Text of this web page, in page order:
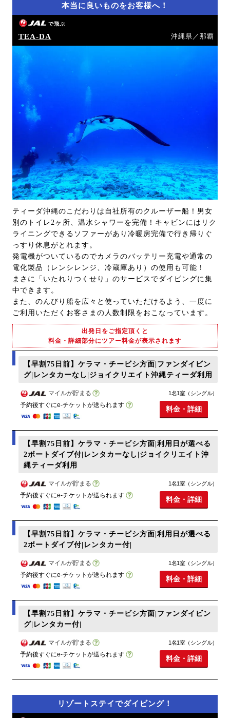
本当に良いものをお客様へ！
で飛ぶ
TEA-DA 沖縄県／那覇
ティーダ沖縄のこだわりは自社所有のクルーザー船！男女
別のトイレ2ヶ所、温水シャワーを完備！キャビンにはリク
ライニングできるソファーがあり冷暖房完備で行き帰りぐ
っすり休息がとれます。
発電機がついているのでカメラのバッテリー充電や通常の
電化製品（レンシレンジ、冷蔵庫あり）の使用も可能！
まさに「いたれりつくせり」のサービスでダイビングに集
中できます。
また、のんびり船を広々と使っていただけるよう、一度に
ご利用いただくお客さまの人数制限をおこなっています。
出発日をご指定頂くと
料金・詳細部分にツアー料金が表示されます
【早割75日前】ケラマ・チービシ方面|ファンダイビン
グ|レンタカーなし|ジョイクリエイト沖縄ティーダ利用
マイルが貯まる
予約後すぐにe-チケットが送られます
1名1室（シングル）
料金・詳細
【早割75日前】ケラマ・チービシ方面|利用日が選べる
2ボートダイブ付|レンタカーなし|ジョイクリエイト沖
縄ティーダ利用
マイルが貯まる
予約後すぐにe-チケットが送られます
1名1室（シングル）
料金・詳細
【早割75日前】ケラマ・チービシ方面|利用日が選べる
2ボートダイブ付|レンタカー付|
マイルが貯まる
予約後すぐにe-チケットが送られます
1名1室（シングル）
料金・詳細
【早割75日前】ケラマ・チービシ方面|ファンダイビン
グ|レンタカー付|
マイルが貯まる
予約後すぐにe-チケットが送られます
1名1室（シングル）
料金・詳細
リゾートステイでダイビング！